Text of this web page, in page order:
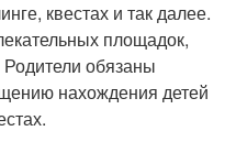
квестах и так далее.
площадок,
обязаны
нахождения детей